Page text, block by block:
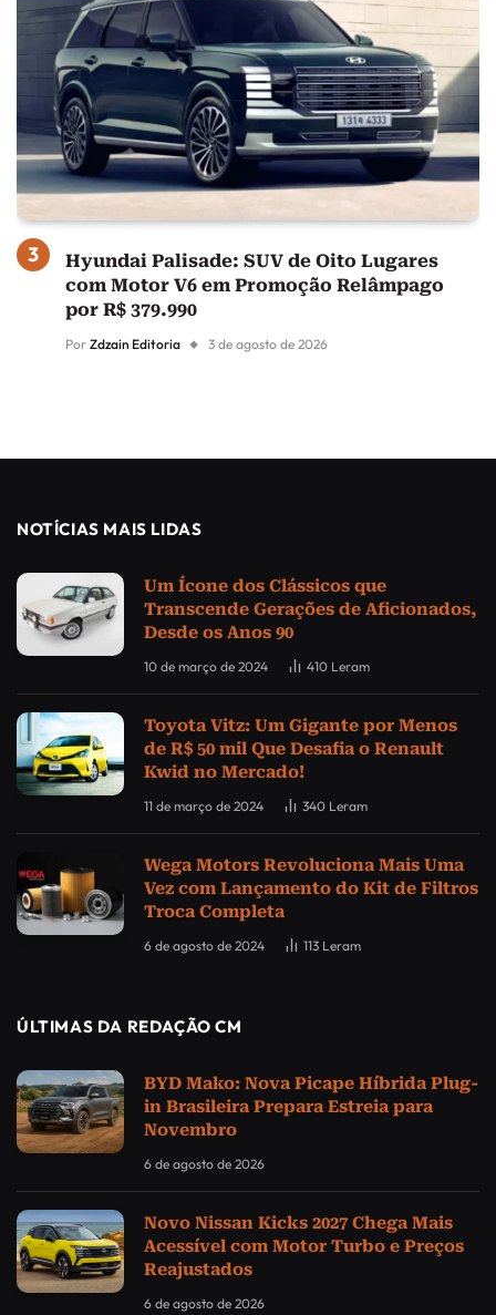
Hyundai Palisade: SUV de Oito Lugares
com Motor V6 em Promoção Relâmpago
por R$ 379.990
Por Zdzain Editoria 3 de agosto de 2026
NOTÍCIAS MAIS LIDAS
Um Ícone dos Clássicos que
Transcende Gerações de Aficionados,
Desde os Anos 90
10 de março de 2024 410 Leram
Toyota Vitz: Um Gigante por Menos
de R$ 50 mil Que Desafia o Renault
Kwid no Mercado!
11 de março de 2024 340 Leram
Wega Motors Revoluciona Mais Uma
Vez com Lançamento do Kit de Filtros
Troca Completa
6 de agosto de 2024 113 Leram
ÚLTIMAS DA REDAÇÃO CM
BYD Mako: Nova Picape Híbrida Plug-
in Brasileira Prepara Estreia para
Novembro
6 de agosto de 2026
Novo Nissan Kicks 2027 Chega Mais
Acessível com Motor Turbo e Preços
Reajustados
6 de agosto de 2026